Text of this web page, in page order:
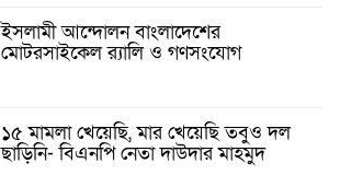
ইসলামী আন্দোলন বাংলাদেশের
মোটরসাইকেল র‍্যালি ও গণসংযোগ
১৫ মামলা খেয়েছি, মার খেয়েছি তবুও দল
ছাড়িনি- বিএনপি নেতা দাউদার মাহমুদ